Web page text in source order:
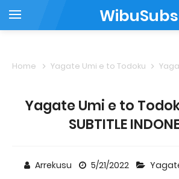
WibuSubs
Home Yagate Umi e to Todoku Yagate
Yagate Umi e to
SUBTITLE
Arrekusu 5/21/2022 Yagate